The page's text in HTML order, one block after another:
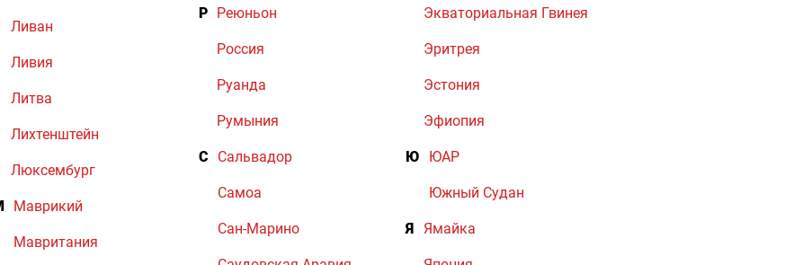
Ливан
Ливия
Литва
Лихтенштейн
Люксембург
Маврикий
Мавритания
Р Реюньон
Россия
Руанда
Румыния
С Сальвадор
Самоа
Сан-Марино
Экваториальная Гвинея
Эритрея
Эстония
Эфиопия
Ю ЮАР
Южный Судан
Я Ямайка